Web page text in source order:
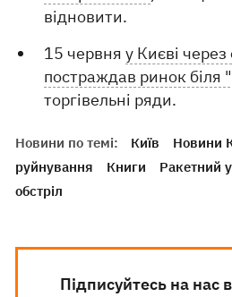
відновити.
15 червняу Києві
постраждав ринок біля
торгівельні ряди.
Новини по темі: Київ
Новини
руйнування
Книги
Ракетний
обстріл
Підписуйтесь на нас